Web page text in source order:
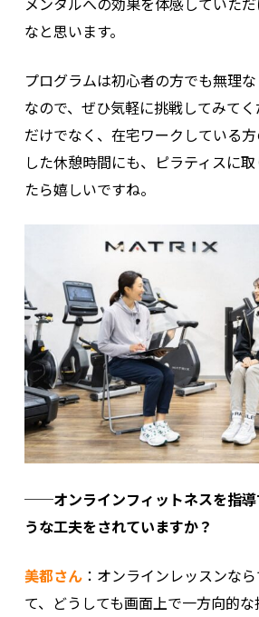
なと思います。
プログラムは初心者の方でも無理
なので、ぜひ気軽に挑戦してみて
だけでなく、在宅ワークしている
した休憩時間にも、ピラティスに
たら嬉しいですね。
──オンラインフィットネスを指導
うな工夫をされていますか？
美都さん：オンラインレッスンな
て、どうしても画面上で一方向的